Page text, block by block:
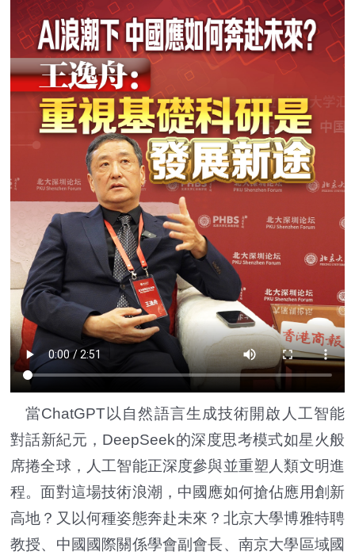
當ChatGPT以自然語言生成技術開啟人工智能
對話新紀元，DeepSeek的深度思考模式如星火般
席捲全球，人工智能正深度參與並重塑人類文明進
程。面對這場技術浪潮，中國應如何搶佔應用創新
高地？又以何種姿態奔赴未來？北京大學博雅特聘
教授、中國國際關係學會副會長、南京大學區域國